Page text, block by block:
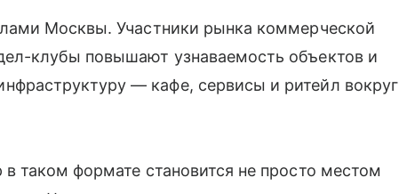
Москвы. Участники рынка коммерческой
клубы повышают узнаваемость объектов и
— кафе, сервисы и ритейл вокруг
таком формате становится не просто местом